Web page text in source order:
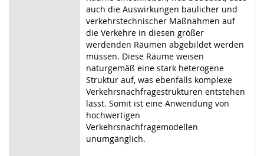
auch die Auswirkungen baulicher und
verkehrstechnischer Maßnahmen auf
die Verkehre in diesen größer
werdenden Räumen abgebildet werden
müssen. Diese Räume weisen
naturgemäß eine stark heterogene
Struktur auf, was ebenfalls komplexe
Verkehrsnachfragestrukturen entstehen
lässt. Somit ist eine Anwendung von
hochwertigen
Verkehrsnachfragemodellen
unumgänglich.